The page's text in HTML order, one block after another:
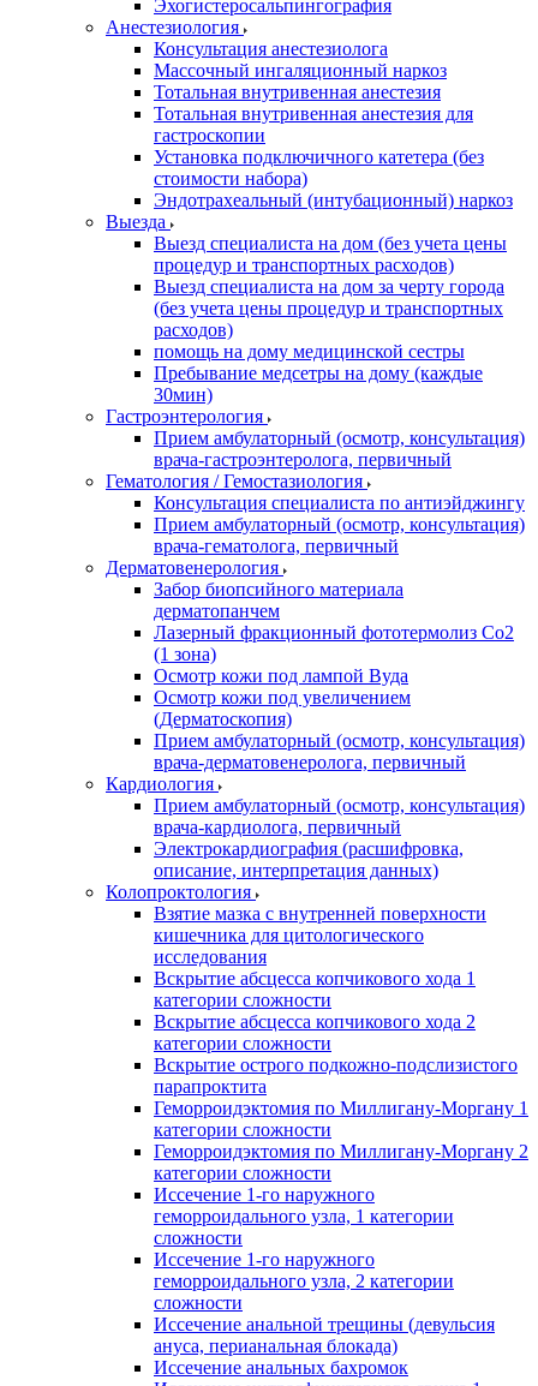
Эхогистеросальпингография
Анестезиология
Консультация анестезиолога
Массочный ингаляционный наркоз
Тотальная внутривенная анестезия
Тотальная внутривенная анестезия для
гастроскопии
Установка подключичного катетера (без
стоимости набора)
Эндотрахеальный (интубационный) наркоз
Выезда
Выезд специалиста на дом (без учета цены
процедур и транспортных расходов)
Выезд специалиста на дом за черту города
(без учета цены процедур и транспортных
расходов)
помощь на дому медицинской сестры
Пребывание медсетры на дому (каждые
30мин)
Гастроэнтерология
Прием амбулаторный (осмотр, консультация)
врача-гастроэнтеролога, первичный
Гематология / Гемостазиология
Консультация специалиста по антиэйджингу
Прием амбулаторный (осмотр, консультация)
врача-гематолога, первичный
Дерматовенерология
Забор биопсийного материала
дерматопанчем
Лазерный фракционный фототермолиз Со2
(1 зона)
Осмотр кожи под лампой Вуда
Осмотр кожи под увеличением
(Дерматоскопия)
Прием амбулаторный (осмотр, консультация)
врача-дерматовенеролога, первичный
Кардиология
Прием амбулаторный (осмотр, консультация)
врача-кардиолога, первичный
Электрокардиография (расшифровка,
описание, интерпретация данных)
Колопроктология
Взятие мазка с внутренней поверхности
кишечника для цитологического
исследования
Вскрытие абсцесса копчикового хода 1
категории сложности
Вскрытие абсцесса копчикового хода 2
категории сложности
Вскрытие острого подкожно-подслизистого
парапроктита
Геморроидэктомия по Миллигану-Моргану 1
категории сложности
Геморроидэктомия по Миллигану-Моргану 2
категории сложности
Иссечение 1-го наружного
геморроидального узла, 1 категории
сложности
Иссечение 1-го наружного
геморроидального узла, 2 категории
сложности
Иссечение анальной трещины (девульсия
ануса, перианальная блокада)
Иссечение анальных бахромок